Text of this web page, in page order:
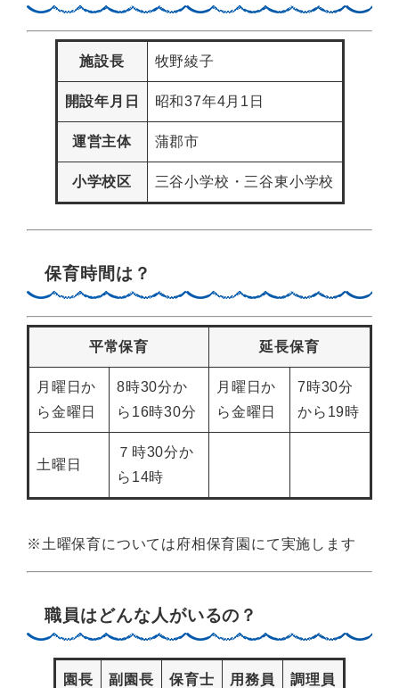
施設長 牧野綾子
開設年月日 昭和37年4月1日
運営主体 蒲郡市
小学校区 三谷小学校・三谷東小学校
保育時間は？
平常保育 延長保育
月曜日か
ら金曜日
8時30分か
ら16時30分
月曜日か
ら金曜日
7時30分
から19時
土曜日
７時30分か
ら14時
※土曜保育については府相保育園にて実施します
職員はどんな人がいるの？
園長 副園長 保育士 用務員 調理員